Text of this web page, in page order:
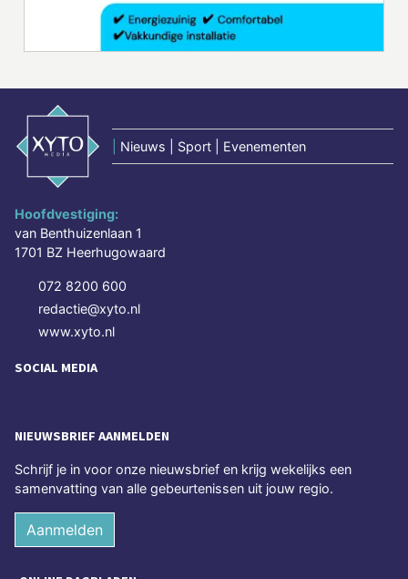
Nieuws | Sport | Evenementen
Hoofdvestiging:
van Benthuizenlaan 1
1701 BZ Heerhugowaard
072 8200 600
redactie@xyto.nl
www.xyto.nl
SOCIAL MEDIA
NIEUWSBRIEF AANMELDEN
Schrijf je in voor onze nieuwsbrief en krijg wekelijks een
samenvatting van alle gebeurtenissen uit jouw regio.
Aanmelden